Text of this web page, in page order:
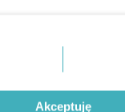
2026
się w lewym
przetwarzania
Preferencje będą
Akceptuję